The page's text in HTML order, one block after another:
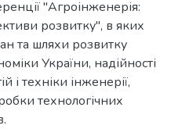
"Агроінженерія:
розвитку", в яких
та шляхи розвитку
України, надійності
і техніки інженерії,
технологічних